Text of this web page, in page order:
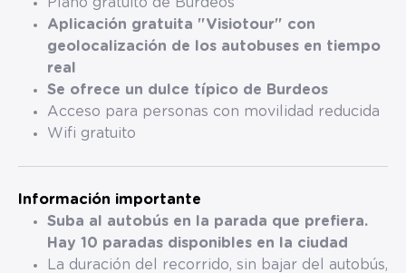
Aplicación gratuita "Visiotour" con
geolocalización de los autobuses en tiempo
real
Se ofrece un dulce típico de Burdeos
Acceso para personas con movilidad reducida
Wifi gratuito
Información importante
Suba al autobús en la parada que prefiera.
Hay 10 paradas disponibles en la ciudad
La duración del recorrido, sin bajar del autobús,